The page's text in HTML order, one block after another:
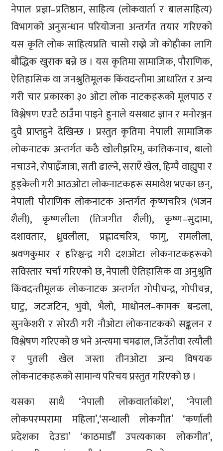
नेपाल प्रज्ञा–प्रतिष्ठान, साहित्य (लोकवार्ता र बालसाहित्य)
विभागको अनुसन्धान परियोजना अन्तर्गत तयार गरिएको
यस कृति लोक साहित्यप्रति चासो राख्ने जो कोहीका लागि
बौद्धिक खुराक बन्ने छ । यस कृतिमा सामाजिक, पौराणिक,
ऐतिहासिक वा जनश्रुुतिमूलक किंवदन्तीमा आधारित र अन्य
गरी चार प्रकारका ३० ओटा लोक नाटकहरूको मूलपाठ र
विश्लेषण एउटै ठाउँमा पाइने हुनाले यसबाट ज्ञान र मनोरञ्जन
दुवै प्राप्तहुने देखिन्छ । प्रस्तुत कृतिमा नेपाली सामाजिक
लोकनाटक अन्तर्गत कठै खोलीझरिम्, कात्तिकनाच, बालो
नचाउने, रोपाइँजात्रा, सती ढाल्ने, सराएँ खेल, हिम्पै वाह्युपा र
हुड्केली गरी आठओटा लोकनाटकहरू समावेश भएका छन्,
नेपाली पौराणिक लोकनाटक अन्तर्गत कृष्णचरित्र (भजन
शैली), कृष्णलीला (तिजगीत शैली), कृष्ण–सुदामा,
दशावतार, ध्रुवलीला, प्रह्लादचरित्र, फागु, रामलीला,
श्रवणकुमार र हरिश्चन्द्र गरी दशओटा लोकनाटकहरूको
सविस्तार चर्चा गरिएको छ, नेपाली ऐतिहासिक वा अनुश्रुति
किंवदन्तीमूलक लोकनाटक अन्तर्गत गोपीचन्द्र, गोपीचन्न,
घाटु, जटजटिन, भुवो, भैलो, माधोनल–कामक बन्डला,
सुनकेशरी र सोरठी गरी नौओटा लोकनाटकको सङ्कलन र
विश्लेषण गरिएको छ भने अन्त्यमा चमढाल, जिउँतीवा रत्यौली
र पुतली खेल जस्ता तीनओटा अन्य विषयक
लोकनाटकहरूको सामान्य परिचय प्रस्तुत गरिएको छ ।
यसका साथै ‘नेपाली लोकवार्ताकोश’, ‘नेपाली
लोकपरम्परामा महिला’,‘सन्थाली लोकगीत’ ‘कर्णाली
प्रदेशका देउडा’ ‘काठमाडौँ उपत्यकाका लोकगीत’,